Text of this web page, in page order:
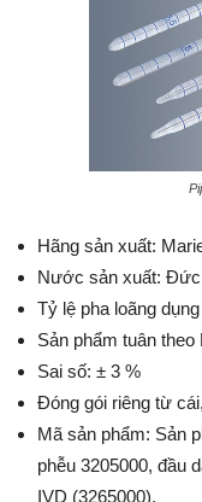
Hãng sản xuất:
Nước sản xuất: Đức
Tỷ lệ pha loãng
Sản phẩm tuân
Sai số: ± 3 %
Đóng gói riêng từ
Mã sản phẩm: Sản
phễu 3205000, đầu
IVD (3265000).